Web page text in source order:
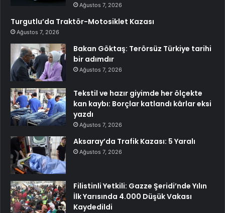
Ağustos 7, 2026
Turgutlu’da Traktör-Motosiklet Kazası
Ağustos 7, 2026
Bakan Göktaş: Terörsüz Türkiye tarihi
bir adımdır
Ağustos 7, 2026
Tekstil ve hazır giyimde her ölçekte
kan kaybı: Borçlar katlandı kârlar eksi
yazdı
Ağustos 7, 2026
Aksaray’da Trafik Kazası: 5 Yaralı
Ağustos 7, 2026
Filistinli Yetkili: Gazze Şeridi’nde Yılın
İlk Yarısında 4.000 Düşük Vakası
Kaydedildi